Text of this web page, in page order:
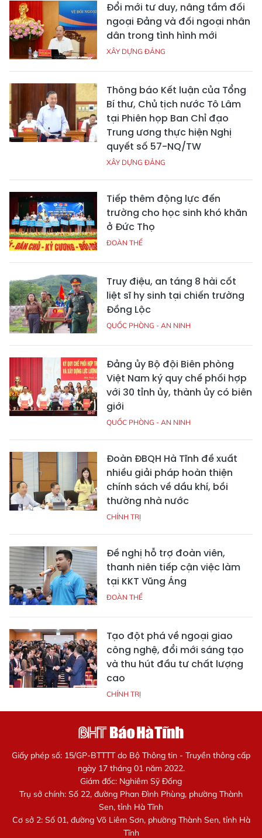
Đổi mới tư duy, nâng tầm đối
ngoại Đảng và đối ngoại nhân
dân trong tình hình mới
XÂY DỰNG ĐẢNG
Thông báo Kết luận của Tổng
Bí thư, Chủ tịch nước Tô Lâm
tại Phiên họp Ban Chỉ đạo
Trung ương thực hiện Nghị
quyết số 57-NQ/TW
XÂY DỰNG ĐẢNG
Tiếp thêm động lực đến
trường cho học sinh khó khăn
ở Đức Thọ
ĐOÀN THỂ
Truy điệu, an táng 8 hài cốt
liệt sĩ hy sinh tại chiến trường
Đồng Lộc
QUỐC PHÒNG - AN NINH
Đảng ủy Bộ đội Biên phòng
Việt Nam ký quy chế phối hợp
với 30 tỉnh ủy, thành ủy có biên
giới
QUỐC PHÒNG - AN NINH
Đoàn ĐBQH Hà Tĩnh đề xuất
nhiều giải pháp hoàn thiện
chính sách về dầu khí, bồi
thường nhà nước
CHÍNH TRỊ
Đề nghị hỗ trợ đoàn viên,
thanh niên tiếp cận việc làm
tại KKT Vũng Áng
ĐOÀN THỂ
Tạo đột phá về ngoại giao
công nghệ, đổi mới sáng tạo
và thu hút đầu tư chất lượng
cao
CHÍNH TRỊ
Giấy phép số: 15/GP-BTTTT do Bộ Thông tin - Truyền thông cấp
ngày 17 tháng 01 năm 2022.
Giám đốc: Nghiêm Sỹ Đống
Trụ sở chính: Số 22, đường Phan Đình Phùng, phường Thành
Sen, tỉnh Hà Tĩnh
Cơ sở 2: Số 01, đường Võ Liêm Sơn, phường Thành Sen, tỉnh Hà
Tĩnh